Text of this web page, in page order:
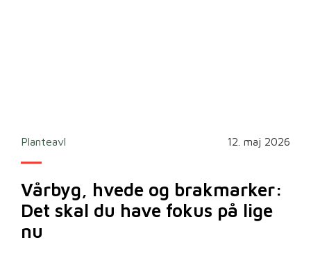
Planteavl 12. maj 2026
Vårbyg, hvede og brakmarker:
Det skal du have fokus på lige
nu